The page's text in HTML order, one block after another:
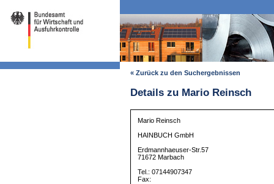
« Zurück zu den Suchergebnissen
Details zu Mario Reinsch
Mario Reinsch
HAINBUCH GmbH
Erdmannhaeuser-Str.57
71672 Marbach
Tel.: 07144907347
Fax: